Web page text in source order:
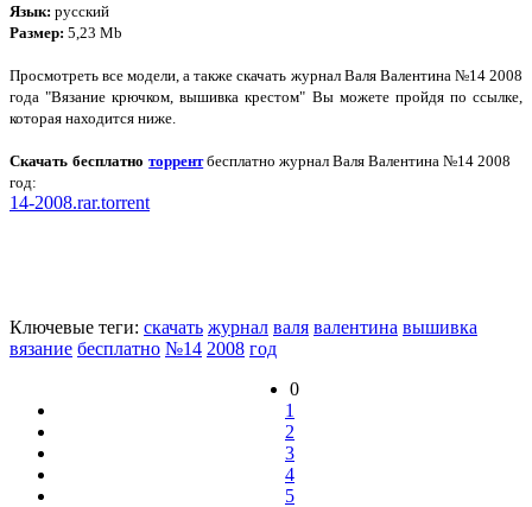
Язык: русский
Размер: 5,23 Mb
Просмотреть все модели, а также скачать журнал Валя Валентина №14 2008
года "Вязание крючком, вышивка крестом" Вы можете пройдя по ссылке,
которая находится ниже.
Скачать бесплатноторрентбесплатно журнал Валя Валентина №14 2008
год:
14-2008.rar.torrent
Ключевые теги: скачать журнал валя валентина вышивка
вязание бесплатно №14 2008 год
0
1
2
3
4
5